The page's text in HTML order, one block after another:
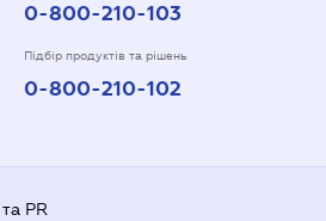
0-800-210-103
Підбір продуктів та рішень
0-800-210-102
PR